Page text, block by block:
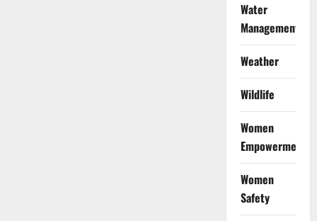
Water
Management
Weather
Wildlife
Women
Empowerment
Women
Safety